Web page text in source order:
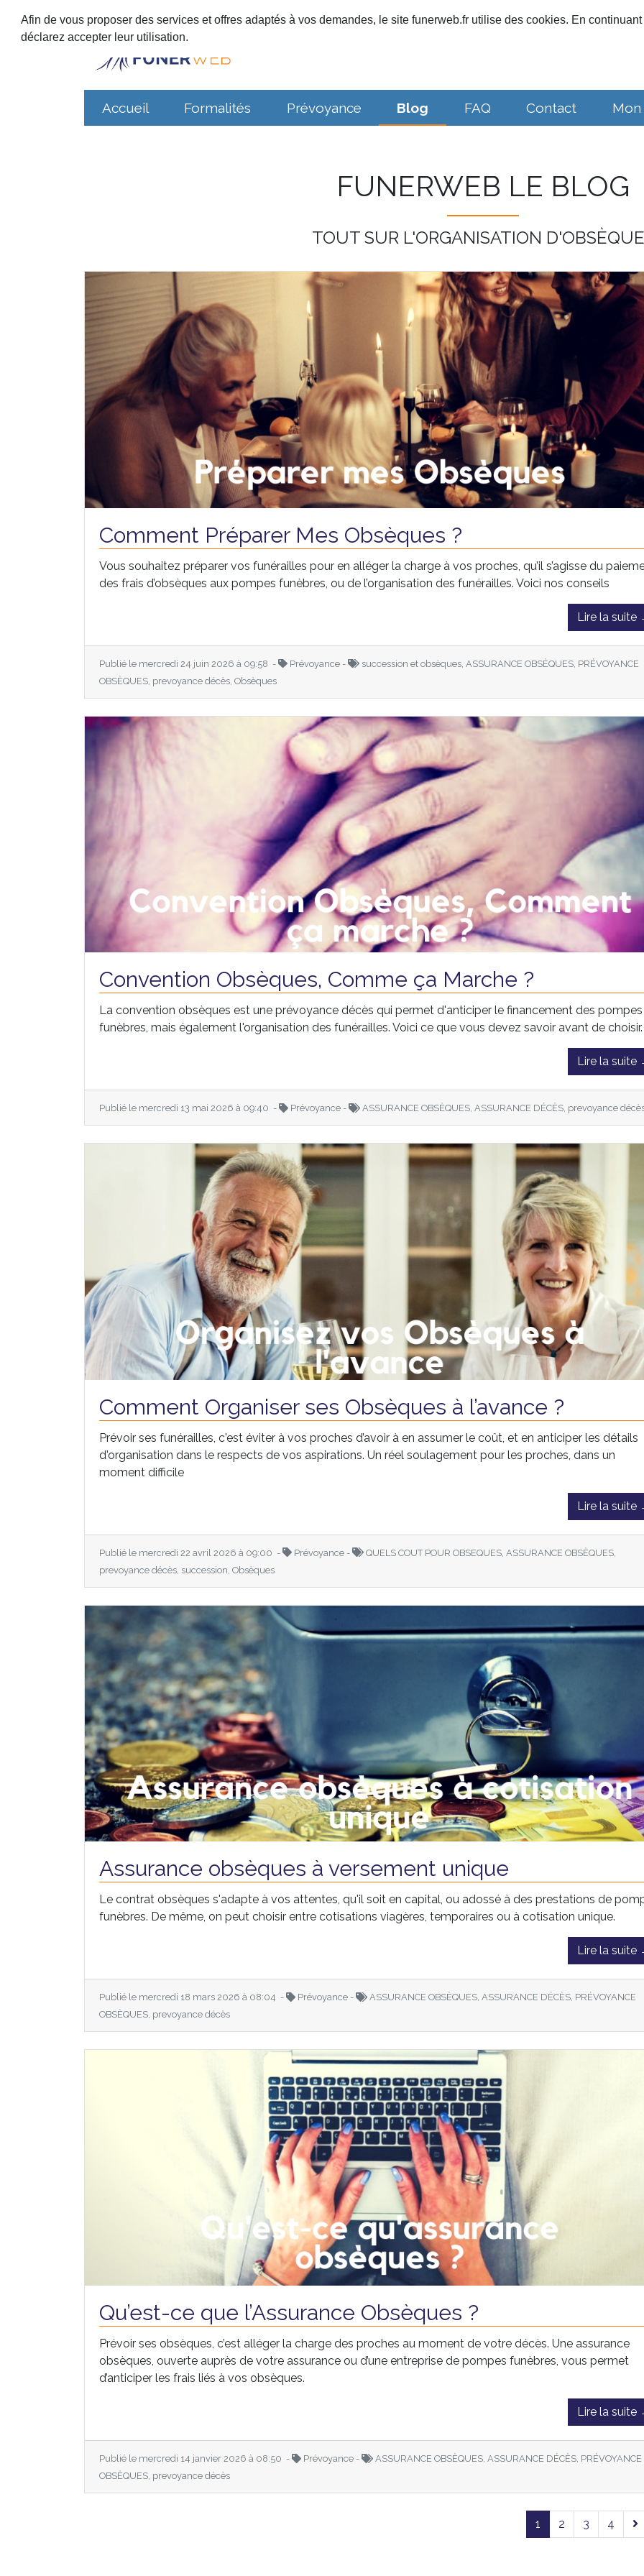
Afin de vous proposer des services et offres adaptés à vos demandes, le site funerweb.fr utilise des cookies. En
déclarez accepter leur utilisation.
Accueil Formalités Prévoyance Blog FAQ Contact
FUNERWEB LE BLOG
TOUT SUR L'ORGANISATION
Comment Préparer Mes Obsèques ?
Vous souhaitez préparer vos funérailles pour en alléger la charge à vos proches, qu’il s’agisse du
des frais d’obsèques aux pompes funèbres, ou de l’organisation des funérailles. Voici nos conseils
Lire la suite
Publié le mercredi 24 juin 2026 à 09:58 - Prévoyance -
succession et obsèques, ASSURANCE OBSÈQUES, PRÉVOYANCE
OBSÈQUES, prevoyance décès, Obsèques
Convention Obsèques, Comme ça Marche ?
La convention obsèques est une prévoyance décès qui permet d'anticiper le financement des pompes
funèbres, mais également l'organisation des funérailles. Voici ce que vous devez savoir avant de choisir.
Lire la suite
Publié le mercredi 13 mai 2026 à 09:40 - Prévoyance - ASSURANCE OBSÈQUES, ASSURANCE DÉCÈS, prevoyance
Comment Organiser ses Obsèques à l’avance ?
Prévoir ses funérailles, c'est éviter à vos proches d’avoir à en assumer le coût, et en anticiper les détails
d'organisation dans le respects de vos aspirations. Un réel soulagement pour les proches, dans un
moment difficile
Lire la suite
Publié le mercredi 22 avril 2026 à 09:00 - Prévoyance -
QUELS COUT POUR OBSEQUES, ASSURANCE OBSÈQUES,
prevoyance décès, succession, Obsèques
Assurance obsèques à versement unique
Le contrat obsèques s'adapte à vos attentes, qu'il soit en capital, ou adossé à des prestations de
funèbres. De même, on peut choisir entre cotisations viagères, temporaires ou à cotisation unique.
Lire la suite
Publié le mercredi 18 mars 2026 à 08:04 - Prévoyance -
ASSURANCE OBSÈQUES, ASSURANCE DÉCÈS, PRÉVOYANCE
OBSÈQUES, prevoyance décès
Qu’est-ce que l’Assurance Obsèques ?
Prévoir ses obsèques, c’est alléger la charge des proches au moment de votre décès. Une assurance
obsèques, ouverte auprès de votre assurance ou d’une entreprise de pompes funèbres, vous permet
d’anticiper les frais liés à vos obsèques.
Lire la suite
Publié le mercredi 14 janvier 2026 à 08:50 - Prévoyance -
ASSURANCE OBSÈQUES, ASSURANCE DÉCÈS, PRÉVOYANCE
OBSÈQUES, prevoyance décès
1 2 3 4